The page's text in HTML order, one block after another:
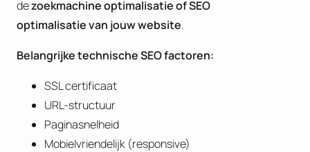
dezoekmachine optimalisatie ofSEO
optimalisatie van jouw website.
Belangrijke technische SEO factoren:
SSL certificaat
URL-structuur
Paginasnelheid
Mobielvriendelijk (responsive)